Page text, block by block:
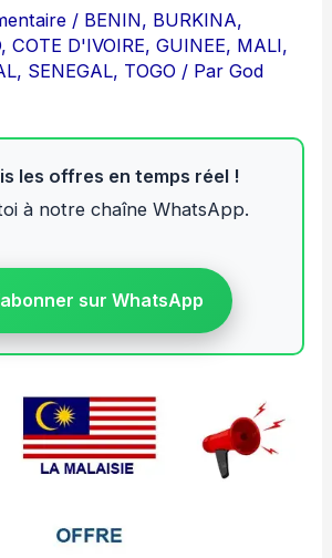
/ BENIN, BURKINA,
,COTE D'IVOIRE,GUINEE, MALI,
, SENEGAL, TOGO / ParGod
les offres en temps réel !
à notre chaîne WhatsApp.
sur WhatsApp